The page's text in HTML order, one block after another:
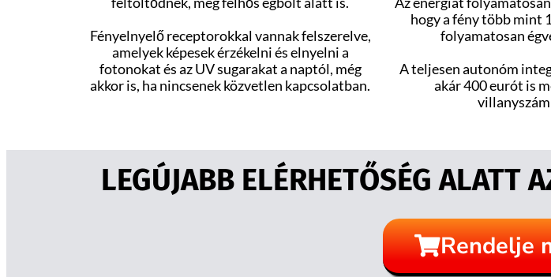
Fényelnyelő receptorokkal vannak felszerelve,
amelyek képesek érzékelni és elnyelni a
fotonokat és az UV sugarakat a naptól, még
akkor is, ha nincsenek közvetlen kapcsolatban.
hogy a fény több mint
folyamatosan
A teljesen autonóm
akár 400 eurót is
LEGÚJABB ELÉRHETŐSÉG
Rendelje